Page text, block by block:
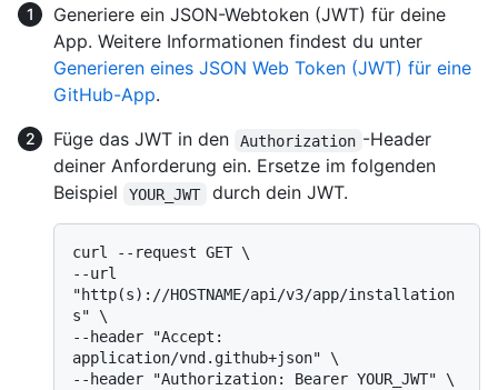
Generiere ein JSON-Webtoken (JWT) für deine
App. Weitere Informationen findest du unter
Generieren eines JSON Web Token (JWT) für eine
GitHub-App.
Füge das JWT in den
Authorization -Header
deiner Anforderung ein. Ersetze im folgenden
Beispiel
YOUR_JWT durch dein JWT.
curl --request GET \
--url
"http(s)://HOSTNAME/api/v3/app/installation
s" \
--header "Accept:
application/vnd.github+json" \
--header "Authorization: Bearer YOUR_JWT" \